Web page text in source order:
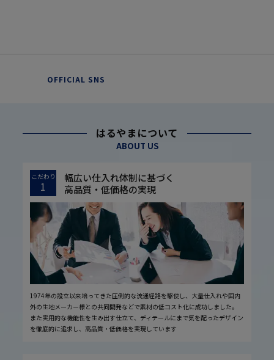
OFFICIAL SNS
はるやまについて
ABOUT US
こだわり
1
幅広い仕入れ体制に基づく
高品質・低価格の実現
1974年の設立以来培ってきた圧倒的な流通経路を駆使し、大量仕入れや国内
外の生地メーカー様との共同開発などで素材の低コスト化に成功しました。
また実用的な機能性を生み出す仕立て、ディテールにまで気を配ったデザイン
を徹底的に追求し、高品質・低価格を実現しています